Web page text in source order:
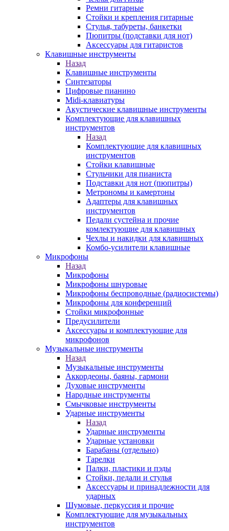
Ремни гитарные
Стойки и крепления гитарные
Стулья, табуреты, банкетки
Пюпитры (подставки для нот)
Аксессуары для гитаристов
Клавишные инструменты
Назад
Клавишные инструменты
Синтезаторы
Цифровые пианино
Midi-клавиатуры
Акустические клавишные инструменты
Комплектующие для клавишных
инструментов
Назад
Комплектующие для клавишных
инструментов
Стойки клавишные
Стульчики для пианиста
Подставки для нот (пюпитры)
Метрономы и камертоны
Адаптеры для клавишных
инструментов
Педали сустейна и прочие
комлектующие для клавишных
Чехлы и накидки для клавишных
Комбо-усилители клавишные
Микрофоны
Назад
Микрофоны
Микрофоны шнуровые
Микрофоны беспроводные (радиосистемы)
Микрофоны для конференций
Стойки микрофонные
Предусилители
Аксессуары и комплектующие для
микрофонов
Музыкальные инструменты
Назад
Музыкальные инструменты
Аккордеоны, баяны, гармони
Духовые инструменты
Народные инструменты
Смычковые инструменты
Ударные инструменты
Назад
Ударные инструменты
Ударные установки
Барабаны (отдельно)
Тарелки
Палки, пластики и пэды
Стойки, педали и стулья
Аксессуары и принадлежности для
ударных
Шумовые, перкуссия и прочие
Комплектующие для музыкальных
инструментов